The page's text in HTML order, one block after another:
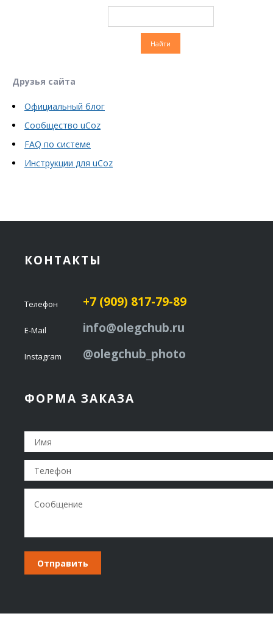
Друзья сайта
Официальный блог
Сообщество uCoz
FAQ по системе
Инструкции для uCoz
КОНТАКТЫ
Телефон +7 (909) 817-79-89
E-Mail info@olegchub.ru
Instagram @olegchub_photo
ФОРМА ЗАКАЗА